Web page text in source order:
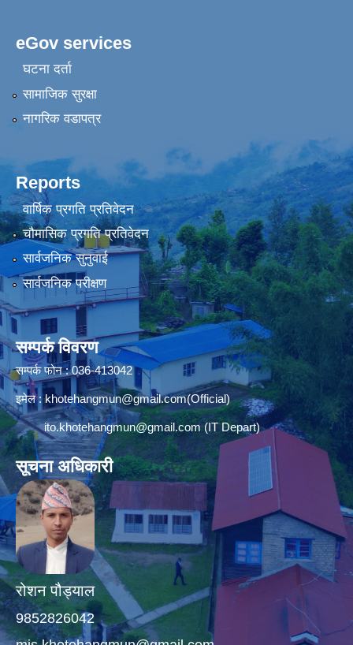
eGov services
घटना दर्ता
सामाजिक सुरक्षा
नागरिक वडापत्र
Reports
वार्षिक प्रगति प्रतिवेदन
चौमासिक प्रगति प्रतिवेदन
सार्वजनिक सुनुवाई
सार्वजनिक परीक्षण
सम्पर्क विवरण
सम्पर्क फोन : 036-413042
इमेल :khotehangmun@gmail.com(Official)
ito.khotehangmun@gmail.com(IT Depart)
सूचना अधिकारी
रोशन पौड्याल
9852826042